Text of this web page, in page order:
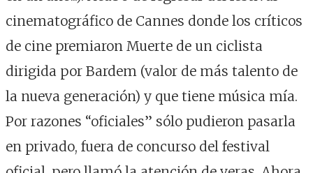
cinematográfico de Cannes donde los críticos
de cine premiaron Muerte de un ciclista
dirigida por Bardem (valor de más talento de
la nueva generación) y que tiene música mía.
Por razones “oficiales” sólo pudieron pasarla
en privado, fuera de concurso del festival